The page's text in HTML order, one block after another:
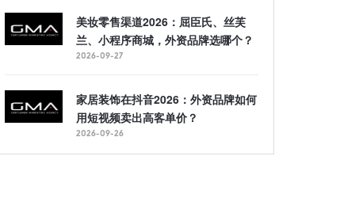
美妆零售渠道2026：屈臣氏、丝芙
兰、小程序商城，外资品牌选哪个？
2026-09-27
家居装饰在抖音2026：外资品牌如何
用短视频卖出高客单价？
2026-09-26